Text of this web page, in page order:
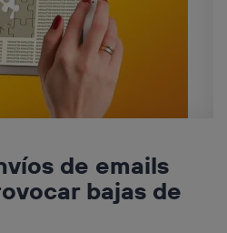
de emails
bajas de